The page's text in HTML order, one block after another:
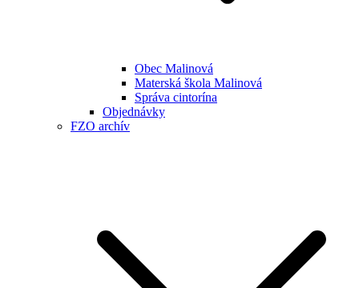
Obec Malinová
Materská škola Malinová
Správa cintorína
Objednávky
FZO archív